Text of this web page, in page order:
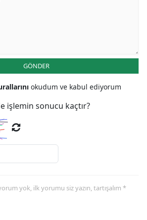
GÖNDER
okudum ve kabul ediyorum
işlemin sonucu kaçtır?
yok, ilk yorumu siz yazın, tartışalım *